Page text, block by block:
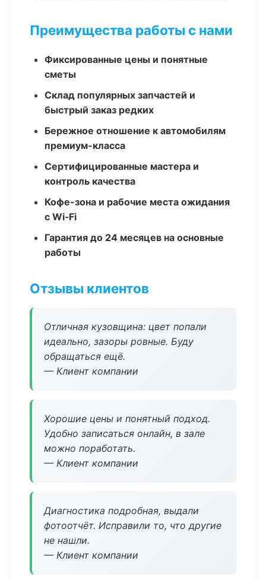
Преимущества работы с нами
Фиксированные цены и понятные
сметы
Склад популярных запчастей и
быстрый заказ редких
Бережное отношение к автомобилям
премиум-класса
Сертифицированные мастера и
контроль качества
Кофе-зона и рабочие места ожидания
с Wi‑Fi
Гарантия до 24 месяцев на основные
работы
Отзывы клиентов
Отличная кузовщина: цвет попали
идеально, зазоры ровные. Буду
обращаться ещё.
— Клиент компании
Хорошие цены и понятный подход.
Удобно записаться онлайн, в зале
можно поработать.
— Клиент компании
Диагностика подробная, выдали
фотоотчёт. Исправили то, что другие
не нашли.
— Клиент компании